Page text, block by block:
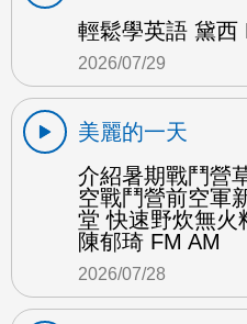
輕鬆學英語 黛西
2026/07/29
美麗的一天
介紹暑期戰鬥營
空戰鬥營前空軍
堂 快速野炊無火
陳郁琦 FM AM
2026/07/28